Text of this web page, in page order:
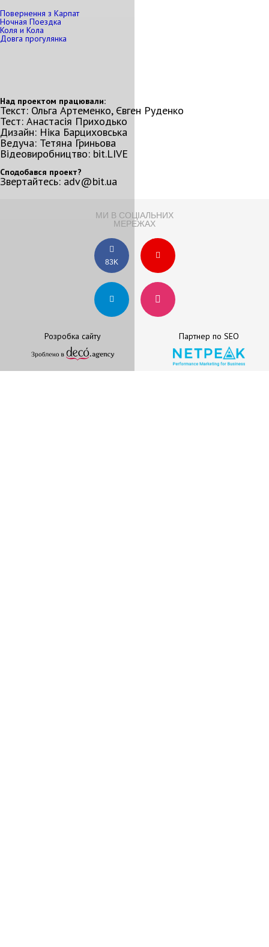
Повернення з Карпат
Ночная Поездка
Коля и Кола
Довга прогулянка
Над проектом працювали:
Текст: Ольга Артеменко, Євген Руденко
Тест: Анастасія Приходько
Дизайн: Ніка Барциховська
Ведуча: Тетяна Гриньова
Відеовиробництво: bit.LIVE
Сподобався проект?
Звертайтесь: adv@bit.ua
МИ В СОЦІАЛЬНИХ
МЕРЕЖАХ
83K
Розробка сайту Партнер по SEO